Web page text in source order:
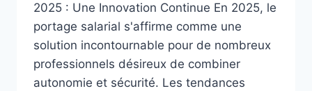
2025 : Une Innovation Continue En 2025, le
portage salarial s'affirme comme une
solution incontournable pour de nombreux
professionnels désireux de combiner
autonomie et sécurité. Les tendances